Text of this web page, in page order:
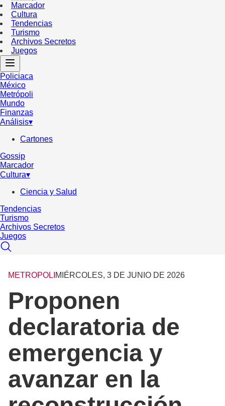
Marcador
Cultura
Tendencias
Turismo
Archivos Secretos
Juegos
Policiaca
México
Metrópoli
Mundo
Finanzas
Análisis▾
Cartones
Gossip
Marcador
Cultura▾
Ciencia y Salud
Tendencias
Turismo
Archivos Secretos
Juegos
METROPOLI MIÉRCOLES, 3 DE JUNIO DE 2026
Proponen
declaratoria de
emergencia y
avanzar en la